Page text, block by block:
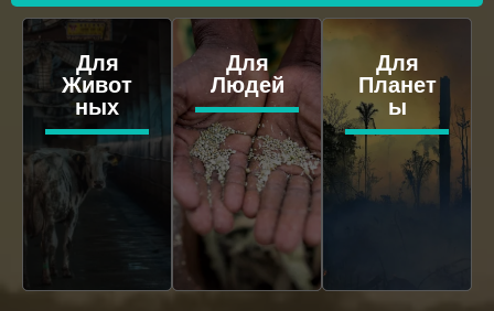
Для
Живот
ных
Для
Людей
Для
Планет
ы